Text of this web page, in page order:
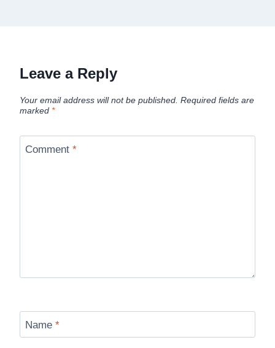
Leave a Reply
Your email address will not be published. Required fields are
marked *
Comment *
Name *